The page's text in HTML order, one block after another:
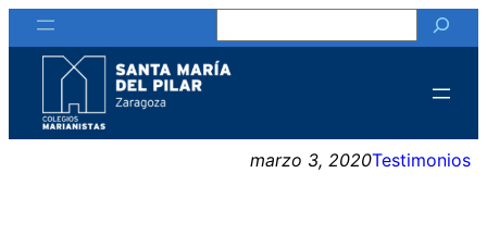
Saltar
al
contenido
marzo 3, 2020Testimonios